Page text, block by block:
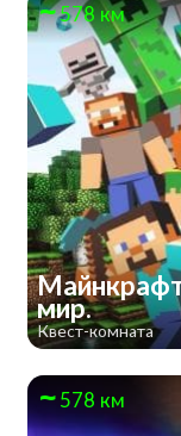
578 км
мир.
Квест-комната
578 км